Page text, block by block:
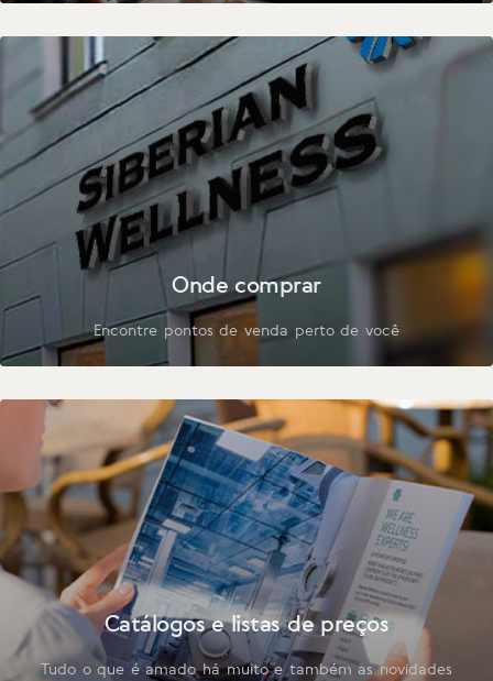
Onde comprar
Encontre pontos de venda perto de você
Catálogos e listas de preços
Tudo o que é amado há muito e também as novidades